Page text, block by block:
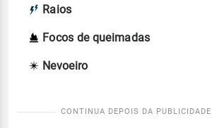
Raios
Focos de queimadas
Nevoeiro